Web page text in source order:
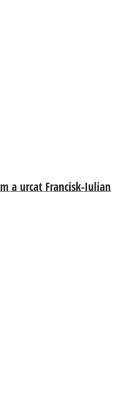
a urcat Francisk-Iulian